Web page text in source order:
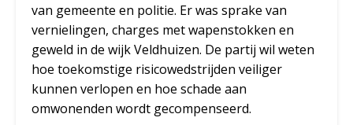
van gemeente en politie. Er was sprake van
vernielingen, charges met wapenstokken en
geweld in de wijk Veldhuizen. De partij wil weten
hoe toekomstige risicowedstrijden veiliger
kunnen verlopen en hoe schade aan
omwonenden wordt gecompenseerd.